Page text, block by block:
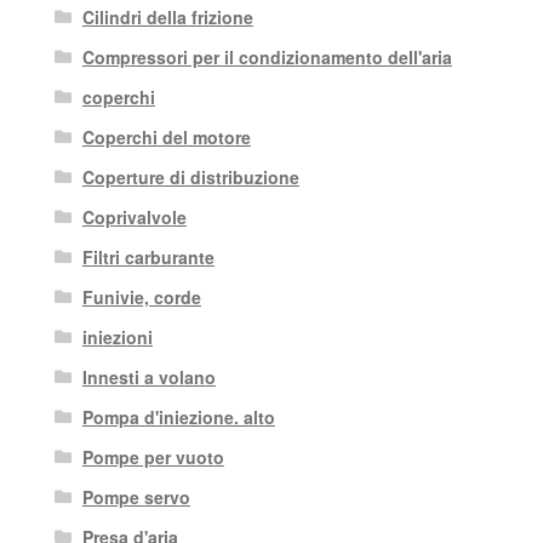
Cilindri della frizione
Compressori per il condizionamento dell'aria
coperchi
Coperchi del motore
Coperture di distribuzione
Coprivalvole
Filtri carburante
Funivie, corde
iniezioni
Innesti a volano
Pompa d'iniezione. alto
Pompe per vuoto
Pompe servo
Presa d'aria